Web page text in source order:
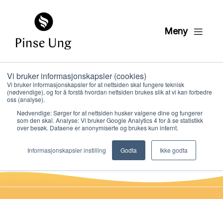
Vi bruker informasjonskapsler (cookies)
Vi bruker informasjonskapsler for at nettsiden skal fungere teknisk
(nødvendige), og for å forstå hvordan nettsiden brukes slik at vi kan forbedre
oss (analyse).
Nødvendige: Sørger for at nettsiden husker valgene dine og fungerer
som den skal. Analyse: Vi bruker Google Analytics 4 for å se statistikk
over besøk. Dataene er anonymiserte og brukes kun internt.
Informasjonskapsler instilling Godta Ikke godta
Meny
Overblikk: Efeserbrevet
PER KRISTIAN LØVE
PUBLISERT21. FEBRUAR 2022
Hva vi gjør